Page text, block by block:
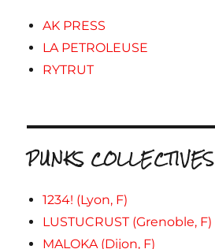
AK PRESS
LA PETROLEUSE
RYTRUT
PUNKS COLLECTIVES
1234! (Lyon, F)
LUSTUCRUST (Grenoble, F)
MALOKA (Dijon, F)